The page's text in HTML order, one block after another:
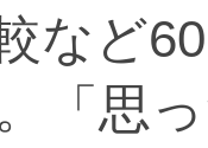
など
「思